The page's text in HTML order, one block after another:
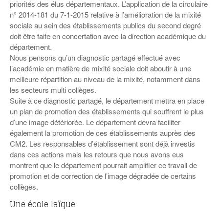
Malle pédagogique « Parcours d’exils
d’hier et d’aujourd’hui »
Espace bénévoles
Story play’r
La ligue 95 et Recyclivre
Lutte contre l’illettrisme
Education aux médias
Les veilleurs de l’info
Education verte
Actualité Ecole
… Formations BAFD
Pour s’inscrire
Actualités loisirs
priorités des élus départementaux. L’application de la circulaire
n° 2014-181 du 7-1-2015 relative à l’amélioration de la mixité
sociale au sein des établissements publics du second degré
doit être faite en concertation avec la direction académique du
département.
Nous pensons qu’un diagnostic partagé effectué avec
l’académie en matière de mixité sociale doit aboutir à une
meilleure répartition au niveau de la mixité, notamment dans
les secteurs multi collèges.
Suite à ce diagnostic partagé, le département mettra en place
un plan de promotion des établissements qui souffrent le plus
d’une image détériorée. Le département devra faciliter
également la promotion de ces établissements auprès des
CM2. Les responsables d’établissement sont déjà investis
dans ces actions mais les retours que nous avons eus
montrent que le département pourrait amplifier ce travail de
promotion et de correction de l’image dégradée de certains
collèges.
Une école laïque